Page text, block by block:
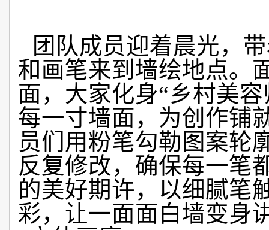
团队成员迎着晨光，
和画笔来到墙绘地点。
面，大家化身“乡村美
每一寸墙面，为创作铺
员们用粉笔勾勒图案轮
反复修改，确保每一笔
的美好期许，以细腻笔
彩，让一面面白墙变身